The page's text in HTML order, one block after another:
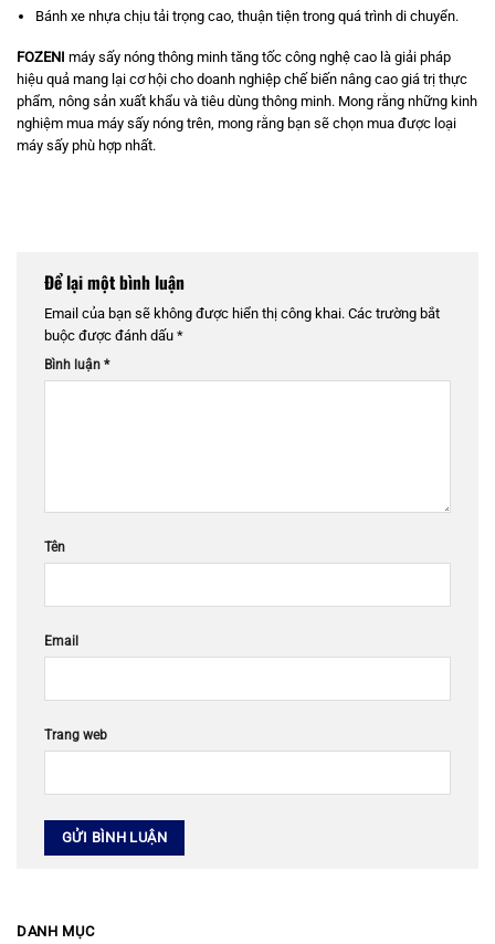
Bánh xe nhựa chịu tải trọng cao, thuận tiện trong quá trình di chuyển.
FOZENI máy sấy nóng thông minh tăng tốc công nghệ cao là giải pháp
hiệu quả mang lại cơ hội cho doanh nghiệp chế biến nâng cao giá trị thực
phẩm, nông sản xuất khẩu và tiêu dùng thông minh. Mong rằng những kinh
nghiệm mua máy sấy nóng trên, mong rằng bạn sẽ chọn mua được loại
máy sấy phù hợp nhất.
Để lại một bình luận
Email của bạn sẽ không được hiển thị công khai. Các trường bắt
buộc được đánh dấu *
Bình luận *
Tên
Email
Trang web
DANH MỤC